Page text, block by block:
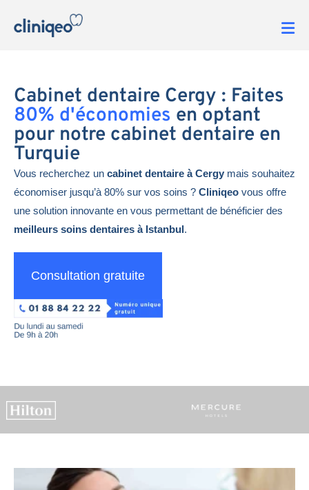
Cabinet dentaire Cergy : Faites
80% d'économies en optant
pour notre cabinet dentaire en
Turquie
Vous recherchez un cabinet dentaire à Cergy mais souhaitez
économiser jusqu’à 80% sur vos soins ? Cliniqeo vous offre
une solution innovante en vous permettant de bénéficier des
meilleurs soins dentaires à Istanbul.
Consultation gratuite